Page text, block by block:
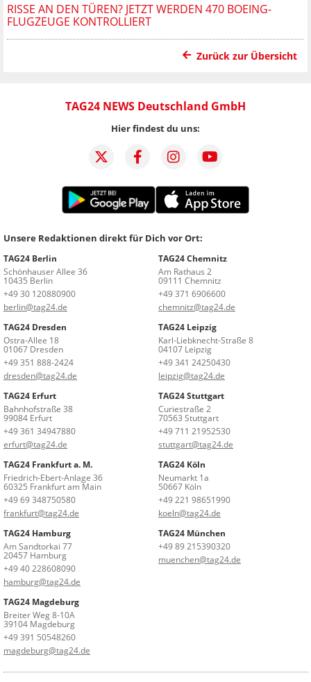
RISSE AN DEN TÜREN? JETZT WERDEN 470 BOEING-
FLUGZEUGE KONTROLLIERT
Zurück zur Übersicht
TAG24 NEWS Deutschland GmbH
Hier findest du uns:
Unsere Redaktionen direkt für Dich vor Ort:
TAG24 Berlin
Schönhauser Allee 36
10435 Berlin
+49 30 120880900
berlin@tag24.de
TAG24 Chemnitz
Am Rathaus 2
09111 Chemnitz
+49 371 6906600
chemnitz@tag24.de
TAG24 Dresden
Ostra-Allee 18
01067 Dresden
+49 351 888-2424
dresden@tag24.de
TAG24 Leipzig
Karl-Liebknecht-Straße 8
04107 Leipzig
+49 341 24250430
leipzig@tag24.de
TAG24 Erfurt
Bahnhofstraße 38
99084 Erfurt
+49 361 34947880
erfurt@tag24.de
TAG24 Stuttgart
Curiestraße 2
70563 Stuttgart
+49 711 21952530
stuttgart@tag24.de
TAG24 Frankfurt a. M.
Friedrich-Ebert-Anlage 36
60325 Frankfurt am Main
+49 69 348750580
frankfurt@tag24.de
TAG24 Köln
Neumarkt 1a
50667 Köln
+49 221 98651990
koeln@tag24.de
TAG24 Hamburg
Am Sandtorkai 77
20457 Hamburg
+49 40 228608090
hamburg@tag24.de
TAG24 München
+49 89 215390320
muenchen@tag24.de
TAG24 Magdeburg
Breiter Weg 8-10A
39104 Magdeburg
+49 391 50548260
magdeburg@tag24.de